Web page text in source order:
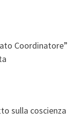
Coordinatore”
sulla coscienza